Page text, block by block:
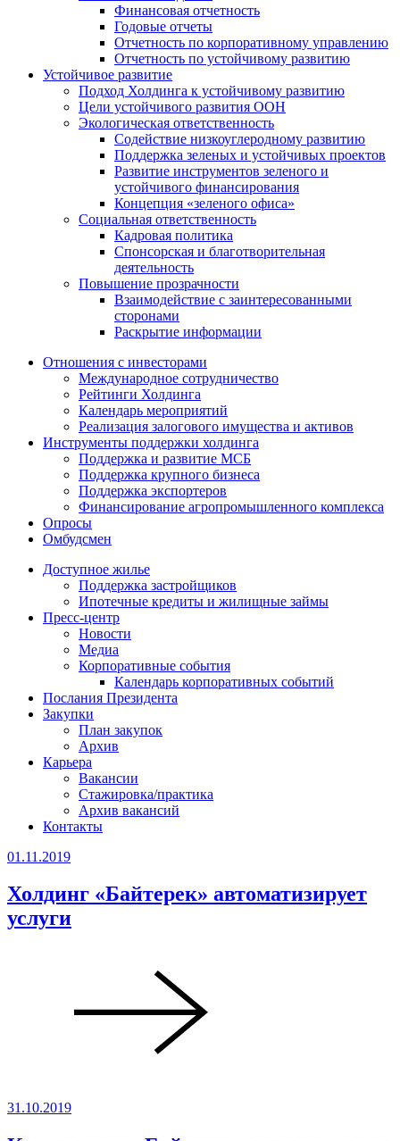
Финансовая отчетность
Годовые отчеты
Отчетность по корпоративному управлению
Отчетность по устойчивому развитию
Устойчивое развитие
Подход Холдинга к устойчивому развитию
Цели устойчивого развития ООН
Экологическая ответственность
Содействие низкоуглеродному развитию
Поддержка зеленых и устойчивых проектов
Развитие инструментов зеленого и
устойчивого финансирования
Концепция «зеленого офиса»
Социальная ответственность
Кадровая политика
Спонсорская и благотворительная
деятельность
Повышение прозрачности
Взаимодействие с заинтересованными
сторонами
Раскрытие информации
Отношения с инвесторами
Международное сотрудничество
Рейтинги Холдинга
Календарь мероприятий
Реализация залогового имущества и активов
Инструменты поддержки холдинга
Поддержка и развитие МСБ
Поддержка крупного бизнеса
Поддержка экспортеров
Финансирование агропромышленного комплекса
Опросы
Омбудсмен
Доступное жилье
Поддержка застройщиков
Ипотечные кредиты и жилищные займы
Пресс-центр
Новости
Медиа
Корпоративные события
Календарь корпоративных событий
Послания Президента
Закупки
План закупок
Архив
Карьера
Вакансии
Стажировка/практика
Архив вакансий
Контакты
01.11.2019
Холдинг «Байтерек» автоматизирует
услуги
31.10.2019